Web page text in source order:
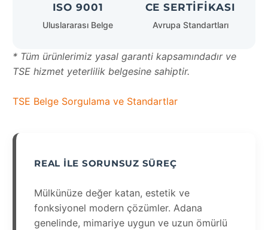
ISO 9001
Uluslararası Belge
CE SERTIFIKASI
Avrupa Standartları
* Tüm ürünlerimiz yasal garanti kapsamındadır ve
TSE hizmet yeterlilik belgesine sahiptir.
TSE Belge Sorgulama ve Standartlar
REAL İLE SORUNSUZ SÜREÇ
Mülkünüze değer katan, estetik ve
fonksiyonel modern çözümler. Adana
genelinde, mimariye uygun ve uzun ömürlü